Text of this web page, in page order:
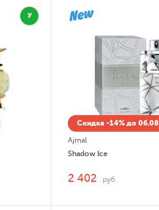
У
Скидка -14% до 06.08
Ajmal
Shadow Ice
2 402 руб.